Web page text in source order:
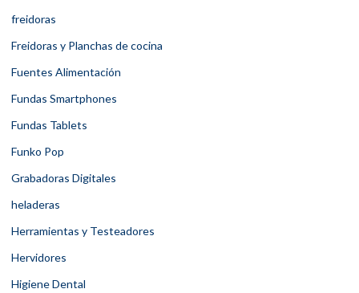
freidoras
Freidoras y Planchas de cocina
Fuentes Alimentación
Fundas Smartphones
Fundas Tablets
Funko Pop
Grabadoras Digitales
heladeras
Herramientas y Testeadores
Hervidores
Higiene Dental